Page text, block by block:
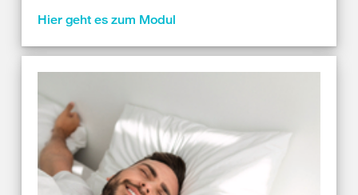
Hier geht es zum Modul